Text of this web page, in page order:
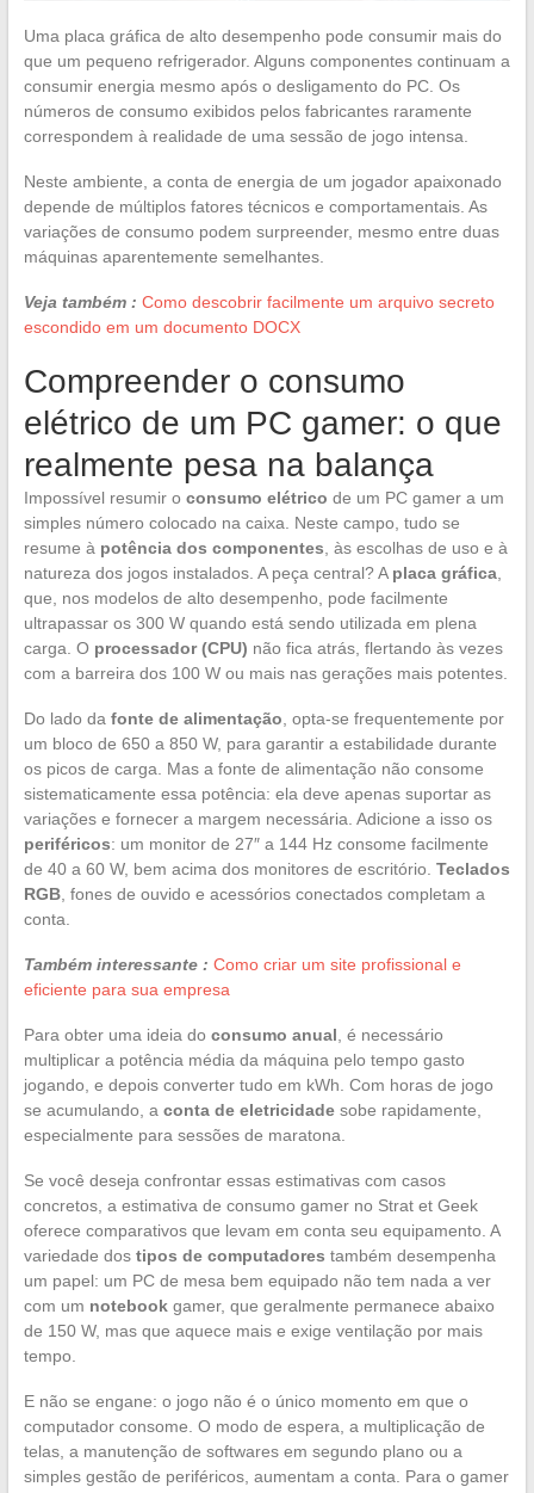
Uma placa gráfica de alto desempenho pode consumir mais do
que um pequeno refrigerador. Alguns componentes continuam a
consumir energia mesmo após o desligamento do PC. Os
números de consumo exibidos pelos fabricantes raramente
correspondem à realidade de uma sessão de jogo intensa.
Neste ambiente, a conta de energia de um jogador apaixonado
depende de múltiplos fatores técnicos e comportamentais. As
variações de consumo podem surpreender, mesmo entre duas
máquinas aparentemente semelhantes.
Veja também : Como descobrir facilmente um arquivo secreto
escondido em um documento DOCX
Compreender o consumo
elétrico de um PC gamer: o que
realmente pesa na balança
Impossível resumir o consumo elétrico de um PC gamer a um
simples número colocado na caixa. Neste campo, tudo se
resume à potência dos componentes , às escolhas de uso e à
natureza dos jogos instalados. A peça central? A placa gráfica,
que, nos modelos de alto desempenho, pode facilmente
ultrapassar os 300 W quando está sendo utilizada em plena
carga. O processador (CPU) não fica atrás, flertando às vezes
com a barreira dos 100 W ou mais nas gerações mais potentes.
Do lado da fonte de alimentação , opta-se frequentemente por
um bloco de 650 a 850 W, para garantir a estabilidade durante
os picos de carga. Mas a fonte de alimentação não consome
sistematicamente essa potência: ela deve apenas suportar as
variações e fornecer a margem necessária. Adicione a isso os
periféricos: um monitor de 27″ a 144 Hz consome facilmente
de 40 a 60 W, bem acima dos monitores de escritório. Teclados
RGB, fones de ouvido e acessórios conectados completam a
conta.
Também interessante : Como criar um site profissional e
eficiente para sua empresa
Para obter uma ideia do consumo anual , é necessário
multiplicar a potência média da máquina pelo tempo gasto
jogando, e depois converter tudo em kWh. Com horas de jogo
se acumulando, a conta de eletricidadesobe rapidamente,
especialmente para sessões de maratona.
Se você deseja confrontar essas estimativas com casos
concretos, a estimativa de consumo gamer no Strat et Geek
oferece comparativos que levam em conta seu equipamento. A
variedade dos tipos de computadores também desempenha
um papel: um PC de mesa bem equipado não tem nada a ver
com um notebookgamer, que geralmente permanece abaixo
de 150 W, mas que aquece mais e exige ventilação por mais
tempo.
E não se engane: o jogo não é o único momento em que o
computador consome. O modo de espera, a multiplicação de
telas, a manutenção de softwares em segundo plano ou a
simples gestão de periféricos, aumentam a conta. Para o gamer